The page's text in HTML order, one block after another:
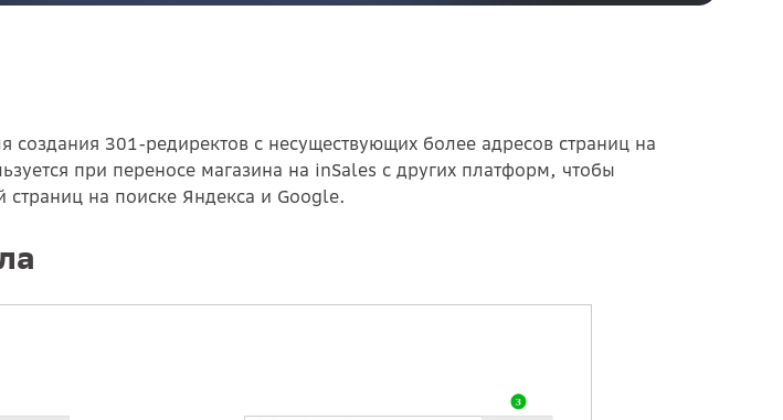
создания 301-редиректов с несуществующих более адресов страниц на
при переносе магазина на inSales с других платформ, чтобы
на поиске Яндекса и Google.